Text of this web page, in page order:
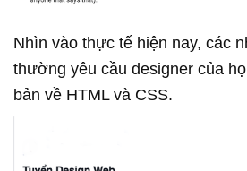
Nhìn vào thực tế hiện nay, các
thường yêu cầu designer của
bản về HTML và CSS.